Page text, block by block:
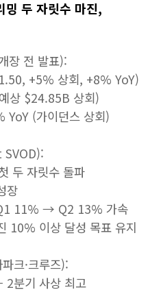
두 자릿수 마진,
장 전 발표):
+5% 상회, +8% YoY)
상 $24.85B 상회)
YoY (가이던스 상회)
두 자릿수 돌파
장
11% → Q2 13% 가속
10% 이상 달성 목표 유지
크·크루즈):
분기 사상 최고